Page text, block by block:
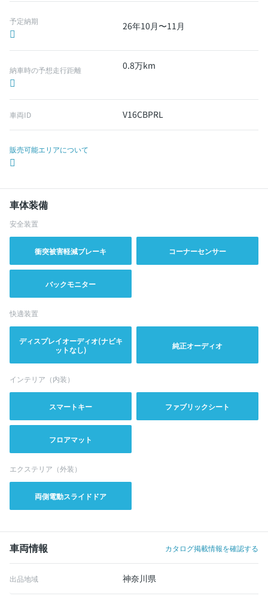
予定納期 26年10月〜11月
納車時の予想走行距離 0.8万km
車両ID V16CBPRL
販売可能エリアについて
車体装備
安全装置
衝突被害軽減ブレーキ コーナーセンサー
バックモニター
快適装置
ディスプレイオーディオ(ナビキ
ットなし)
純正オーディオ
インテリア（内装）
スマートキー ファブリックシート
フロアマット
エクステリア（外装）
両側電動スライドドア
車両情報 カタログ掲載情報を確認する
出品地域 神奈川県